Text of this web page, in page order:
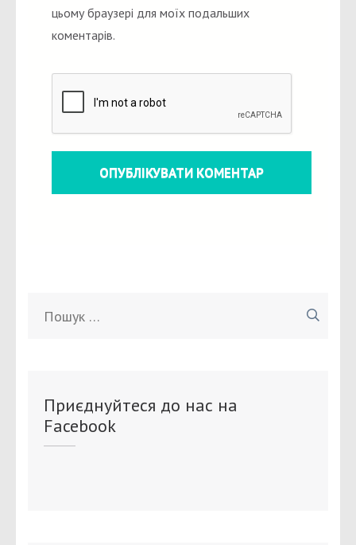
цьому браузері для моїх подальших
коментарів.
Приєднуйтеся до нас на
Facebook